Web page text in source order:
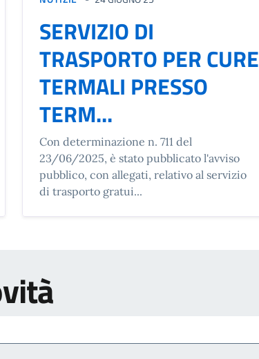
SERVIZIO DI
TRASPORTO PER CURE
TERMALI PRESSO
TERM...
Con determinazione n. 711 del
23/06/2025, è stato pubblicato l'avviso
pubblico, con allegati, relativo al servizio
di trasporto gratui...